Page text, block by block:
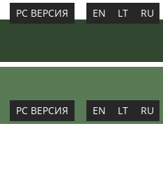
PC ВЕРСИЯ EN LT RU
PC ВЕРСИЯ EN LT RU